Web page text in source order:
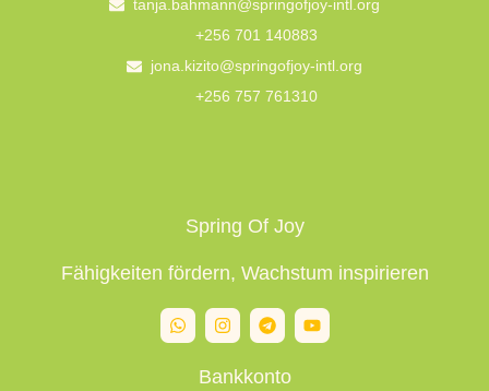
tanja.bahmann@springofjoy-intl.org
+256 701 140883
jona.kizito@springofjoy-intl.org
+256 757 761310
Spring Of Joy
Fähigkeiten fördern, Wachstum inspirieren
Bankkonto